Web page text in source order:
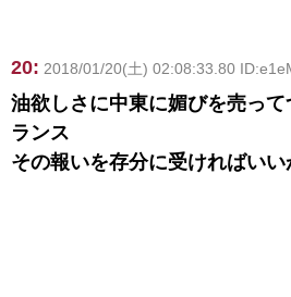
20: 2018/01/20(土) 02:08:33.80
油欲しさに中東に媚びを売っ
ランス
その報いを存分に受ければいい